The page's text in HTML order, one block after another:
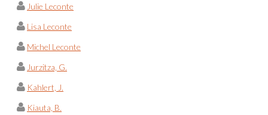
Julie Leconte
Lisa Leconte
Michel Leconte
Jurzitza, G.
Kahlert, J.
Kiauta, B.